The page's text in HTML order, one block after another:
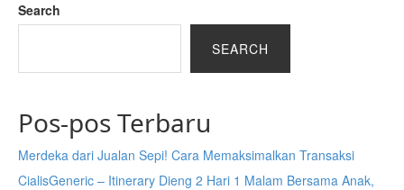
Search
SEARCH
Pos-pos Terbaru
Merdeka dari Jualan Sepi! Cara Memaksimalkan Transaksi
CialisGeneric – Itinerary Dieng 2 Hari 1 Malam Bersama Anak,